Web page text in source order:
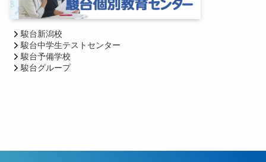
駿台新潟校
駿台中学生テストセンター
駿台予備学校
駿台グループ